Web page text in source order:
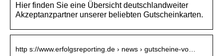
Hier finden Sie eine Übersicht deutschlandweiter
Akzeptanzpartner unserer beliebten Gutscheinkarten.
http s://www.erfolgsreporting.de › news › gutscheine-vo…